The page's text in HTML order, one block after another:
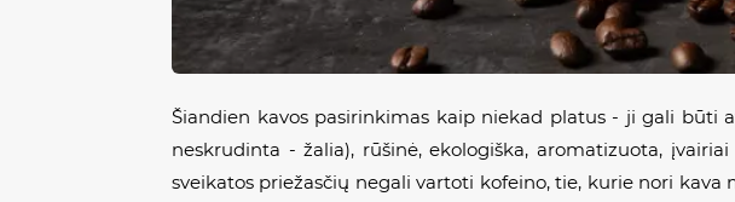
Šiandien kavos pasirinkimas kaip niekad platus - ji gali būti
neskrudinta - žalia), rūšinė, ekologiška, aromatizuota,
sveikatos priežasčių negali vartoti kofeino, tie, kurie nori